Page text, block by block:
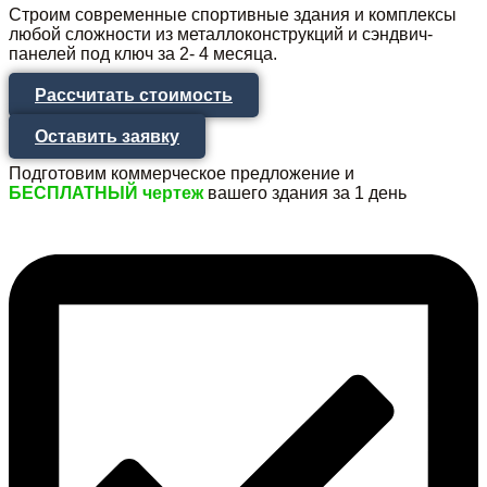
Строим современные спортивные здания и комплексы
любой сложности из металлоконструкций и сэндвич-
панелей под ключ за 2- 4 месяца.
Рассчитать стоимость
Оставить заявку
Подготовим коммерческое предложение и
БЕСПЛАТНЫЙ чертежвашего здания за 1 день